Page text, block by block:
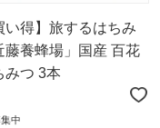
い得】旅するはちみ
藤養蜂場」国産 百花
みつ 3本
中